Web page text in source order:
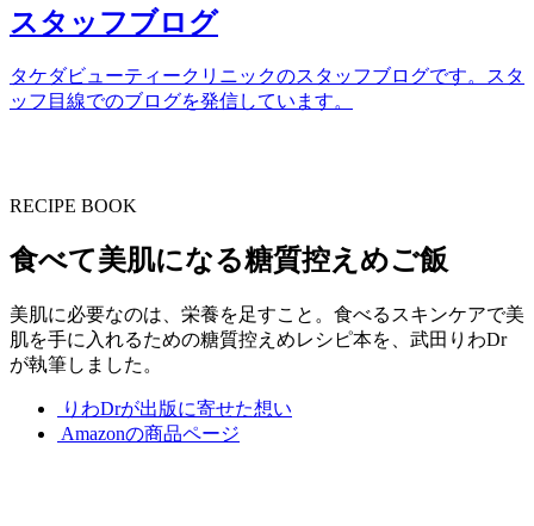
スタッフブログ
タケダビューティークリニックのスタッフブログです。スタ
ッフ目線でのブログを発信しています。
RECIPE BOOK
食べて美肌になる糖質控えめご飯
美肌に必要なのは、栄養を足すこと。食べるスキンケアで美
肌を手に入れるための糖質控えめレシピ本を、武田りわDr
が執筆しました。
りわDrが出版に寄せた想い
Amazonの商品ページ